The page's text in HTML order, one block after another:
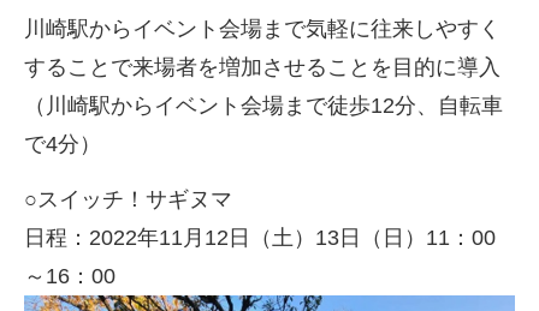
川崎駅からイベント会場まで気軽に往来しやすく
することで来場者を増加させることを目的に導入
（川崎駅からイベント会場まで徒歩12分、自転車
で4分）
○スイッチ！サギヌマ
日程： 2022年11月 12 日（土） 13 日（日） 11 ： 00
～ 16 ： 00